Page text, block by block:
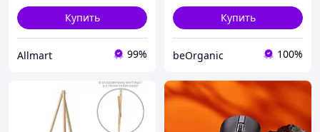
Купить
Allmart 99%
Купить
beOrganic 100%